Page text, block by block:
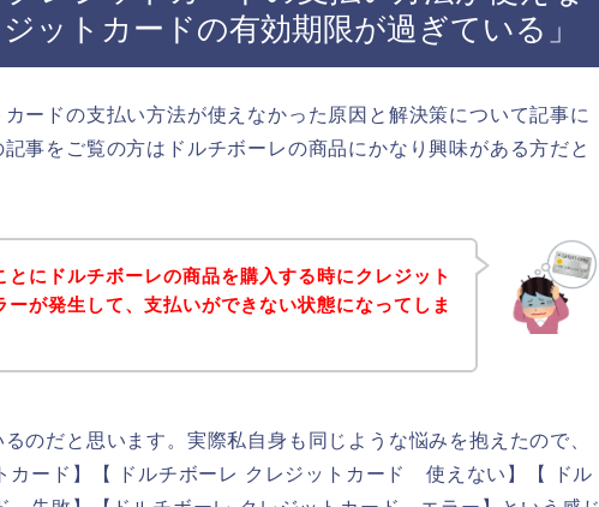
ットカードの有効期限が過ぎている」
ードの支払い方法が使えなかった原因と解決策について記事に
事をご覧の方はドルチボーレの商品にかなり興味がある方だと
とにドルチボーレの商品を購入する時にクレジット
ーが発生して、支払いができない状態になってしま
のだと思います。実際私自身も同じような悩みを抱えたので、
カード】【 ドルチボーレ クレジットカード 使えない】【 ドル